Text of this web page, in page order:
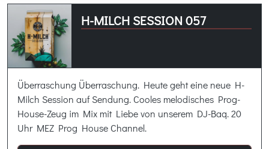
H-MILCH SESSION 057
Überraschung Überraschung. Heute geht eine neue H-
Milch Session auf Sendung. Cooles melodisches Prog-
House-Zeug im Mix mit Liebe von unserem DJ-Baq. 20
Uhr MEZ Prog House Channel.